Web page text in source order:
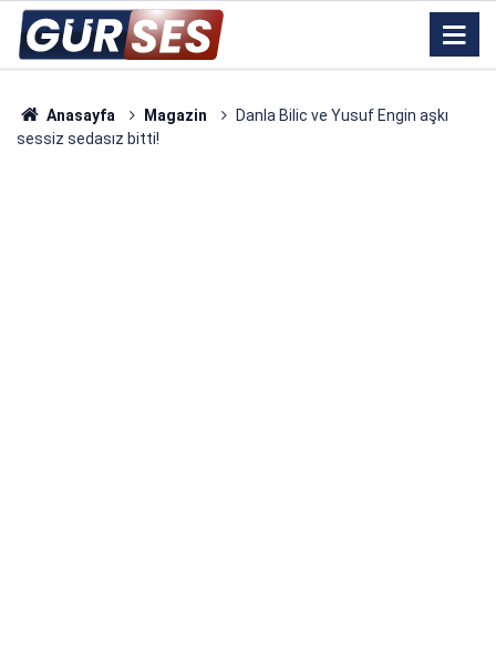
Anasayfa Magazin
Danla Bilic ve Yusuf Engin aşkı
sessiz sedasız bitti!